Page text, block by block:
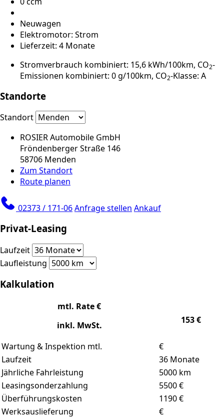
Neuwagen
Elektromotor: Strom
Lieferzeit: 4 Monate
Stromverbrauch kombiniert: 15,6 kWh/100km, CO2-
Emissionen kombiniert: 0 g/100km, CO2-Klasse: A
Standorte
Standort
ROSIER Automobile GmbH
Fröndenberger Straße 146
58706 Menden
Zum Standort
Route planen
02373 / 171-06Anfrage stellen Ankauf
Privat-Leasing
Laufzeit
Laufleistung
Kalkulation
mtl. Rate €
inkl. MwSt.
153€
Wartung & Inspektion mtl.
€
Laufzeit
36 Monate
Jährliche Fahrleistung
5000 km
Leasingsonderzahlung
5500€
Überführungskosten
1190 €
Werksauslieferung
€